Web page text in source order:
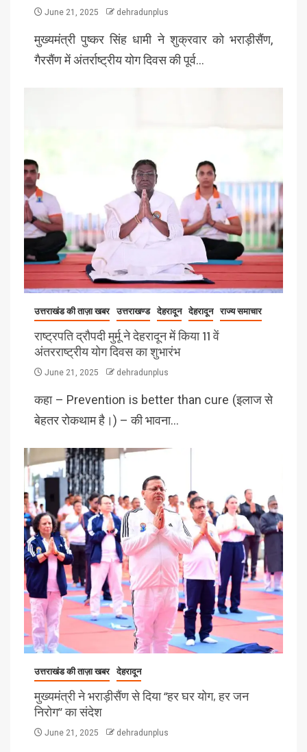
June 21, 2025 dehradunplus
मुख्यमंत्री पुष्कर सिंह धामी ने शुक्रवार को भराड़ीसैंण,
गैरसैंण में अंतर्राष्ट्रीय योग दिवस की पूर्व…
उत्तराखंड की ताज़ा खबर उत्तराखण्ड देहरादून देहरादून राज्य समाचार
राष्ट्रपति द्रौपदी मुर्मू ने देहरादून में किया 11 वें
अंतरराष्ट्रीय योग दिवस का शुभारंभ
June 21, 2025 dehradunplus
कहा – Prevention is better than cure (इलाज से
बेहतर रोकथाम है।) – की भावना…
उत्तराखंड की ताज़ा खबर देहरादून
मुख्यमंत्री ने भराड़ीसैंण से दिया “हर घर योग, हर जन
निरोग’’ का संदेश
June 21, 2025 dehradunplus